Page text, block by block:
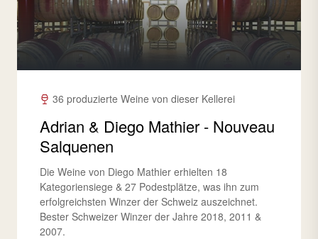
36 produzierte Weine von dieser Kellerei
Adrian & Diego Mathier - Nouveau
Salquenen
Die Weine von Diego Mathier erhielten 18
Kategoriensiege & 27 Podestplätze, was ihn zum
erfolgreichsten Winzer der Schweiz auszeichnet.
Bester Schweizer Winzer der Jahre 2018, 2011 &
2007.